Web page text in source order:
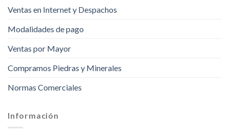
Ventas en Internet y Despachos
Modalidades de pago
Ventas por Mayor
Compramos Piedras y Minerales
Normas Comerciales
Información